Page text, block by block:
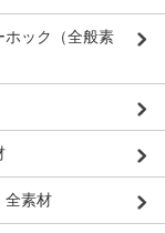
ホック（全般素
全素材